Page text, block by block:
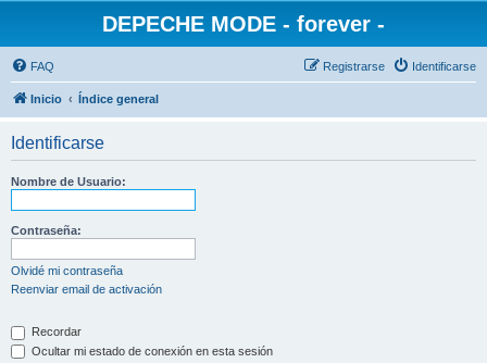
DEPECHE MODE - forever -
FAQ Identificarse
Registrarse
Inicio Índice general
Identificarse
Nombre de Usuario:
Contraseña:
Olvidé mi contraseña
Reenviar email de activación
Recordar
Ocultar mi estado de conexión en esta sesión